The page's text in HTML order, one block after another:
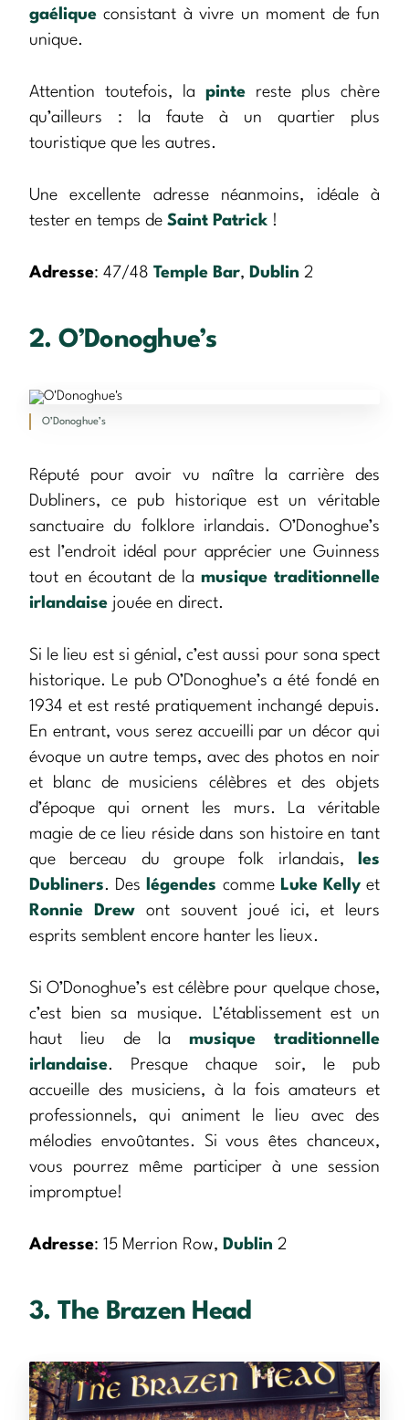
gaélique consistant à vivre un moment de fun
unique.
Attention toutefois, la pinte reste plus chère
qu’ailleurs : la faute à un quartier plus
touristique que les autres.
Une excellente adresse néanmoins, idéale à
tester en temps de Saint Patrick !
Adresse: 47/48 Temple Bar, Dublin 2
2. O’Donoghue’s
O’Donoghue’s
Réputé pour avoir vu naître la carrière des
Dubliners, ce pub historique est un véritable
sanctuaire du folklore irlandais. O’Donoghue’s
est l’endroit idéal pour apprécier une Guinness
tout en écoutant de la musique traditionnelle
irlandaise jouée en direct.
Si le lieu est si génial, c’est aussi pour sona spect
historique. Le pub O’Donoghue’s a été fondé en
1934 et est resté pratiquement inchangé depuis.
En entrant, vous serez accueilli par un décor qui
évoque un autre temps, avec des photos en noir
et blanc de musiciens célèbres et des objets
d’époque qui ornent les murs. La véritable
magie de ce lieu réside dans son histoire en tant
que berceau du groupe folk irlandais,
les
Dubliners. Des légendes comme Luke Kellyet
Ronnie Drew ont souvent joué ici, et leurs
esprits semblent encore hanter les lieux.
Si O’Donoghue’s est célèbre pour quelque chose,
c’est bien sa musique. L’établissement est un
haut lieu de lamusique traditionnelle
irlandaise. Presque chaque soir, le pub
accueille des musiciens, à la fois amateurs et
professionnels, qui animent le lieu avec des
mélodies envoûtantes. Si vous êtes chanceux,
vous pourrez même participer à une session
impromptue!
Adresse: 15 Merrion Row, Dublin 2
3. The Brazen Head